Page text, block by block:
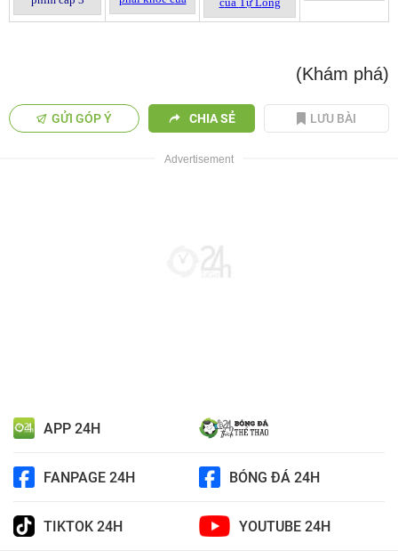
(Khám phá)
GỬI GÓP Ý CHIA SẺ LƯU BÀI
APP 24H
FANPAGE 24H BÓNG ĐÁ 24H
TIKTOK 24H YOUTUBE 24H